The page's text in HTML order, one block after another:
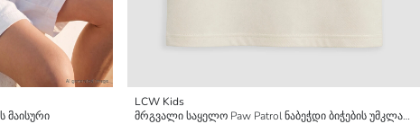
მაისური
LCW Kids
მრგვალი საყელო Paw Patrol ნაბეჭდი ბიჭების უმკლავო მაისური